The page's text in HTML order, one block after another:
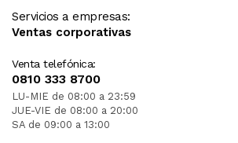
Servicios a empresas:
Ventas corporativas
Venta telefónica:
0810 333 8700
LU-MIE de 08:00 a 23:59
JUE-VIE de 08:00 a 20:00
SA de 09:00 a 13:00